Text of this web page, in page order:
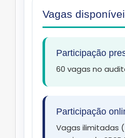
Vagas
Participação
60 vagas no
Participação
Vagas ilimitadas